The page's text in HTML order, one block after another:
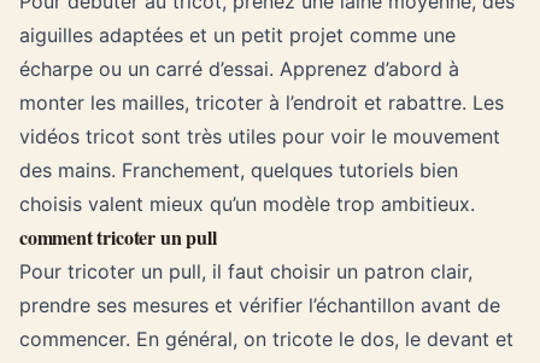
aiguilles adaptées et un petit projet comme une
écharpe ou un carré d’essai. Apprenez d’abord à
monter les mailles, tricoter à l’endroit et rabattre. Les
vidéos tricot sont très utiles pour voir le mouvement
des mains. Franchement, quelques tutoriels bien
choisis valent mieux qu’un modèle trop ambitieux.
comment tricoter un pull
Pour tricoter un pull, il faut choisir un patron clair,
prendre ses mesures et vérifier l’échantillon avant de
commencer. En général, on tricote le dos, le devant et